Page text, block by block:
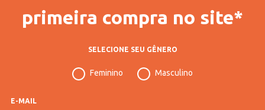
primeira compra no site*
SELECIONE SEU GÊNERO
Feminino Masculino
E-MAIL